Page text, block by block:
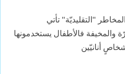
"التقليديّة" تأتي
والمخيفة فالأطفال يستخدمونها
أنانيّين